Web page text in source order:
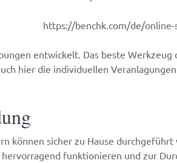
https://benchk.com/de/online-
entwickelt. Das beste
hier die individuellen
können sicher zu Hause
funktionieren und zur